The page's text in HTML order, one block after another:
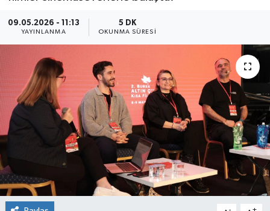
09.05.2026 - 11:13
YAYINLANMA
5 DK
OKUNMA SÜRESI
Sağlık
Siyaset
Spor
Teknoloji
Türkiye